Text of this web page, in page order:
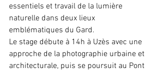
essentiels et travail de la lumière
naturelle dans deux lieux
emblématiques du Gard.
Le stage débute à 14h à Uzès avec une
approche de la photographie urbaine et
architecturale, puis se poursuit au Pont